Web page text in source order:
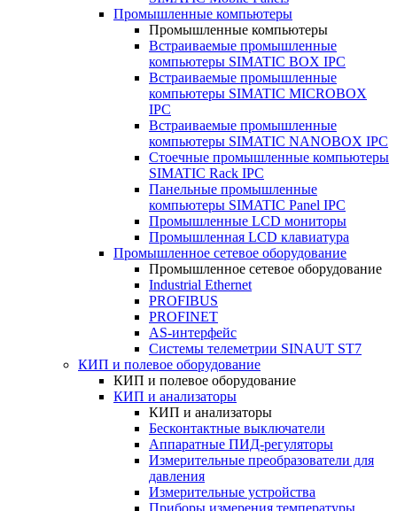
Промышленные компьютеры
Промышленные компьютеры
Встраиваемые промышленные
компьютеры SIMATIC BOX IPC
Встраиваемые промышленные
компьютеры SIMATIC MICROBOX
IPC
Встраиваемые промышленные
компьютеры SIMATIC NANOBOX IPC
Стоечные промышленные компьютеры
SIMATIC Rack IPC
Панельные промышленные
компьютеры SIMATIC Panel IPC
Промышленные LCD мониторы
Промышленная LCD клавиатура
Промышленное сетевое оборудование
Промышленное сетевое оборудование
Industrial Ethernet
PROFIBUS
PROFINET
AS-интерфейс
Системы телеметрии SINAUT ST7
КИП и полевое оборудование
КИП и полевое оборудование
КИП и анализаторы
КИП и анализаторы
Бесконтактные выключатели
Аппаратные ПИД-регуляторы
Измерительные преобразователи для
давления
Измерительные устройства
Приборы измерения температуры